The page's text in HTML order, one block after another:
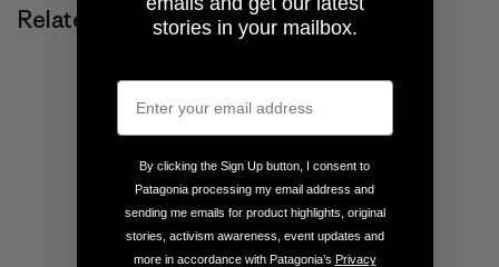
Related Storiesstories in your mailbox.
By clicking the Sign Up button, I consent to
Patagonia processing my email address and
sending me emails for product highlights, original
stories, activism awareness, event updates and
more in accordance with Patagonia’s Privacy